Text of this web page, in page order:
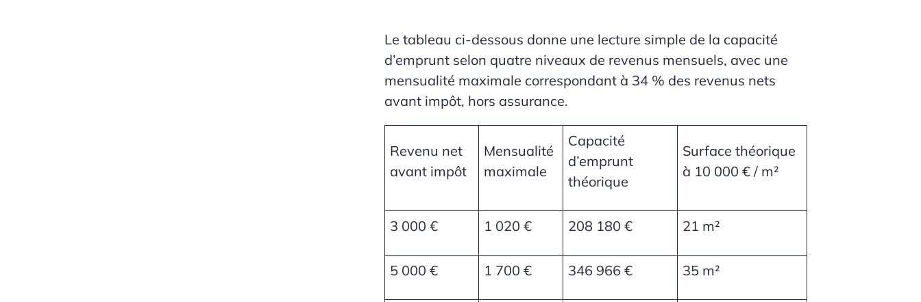
Le tableau ci-dessous donne une lecture simple de la capacité
d’emprunt selon quatre niveaux de revenus mensuels, avec une
mensualité maximale correspondant à 34 % des revenus nets
avant impôt, hors assurance.
Revenu net
avant impôt
Mensualité
maximale
Capacité
d’emprunt
théorique
Surface théorique
à 10 000 € / m²
3 000 € 1 020 € 208 180 € 21 m²
5 000 € 1 700 € 346 966 € 35 m²